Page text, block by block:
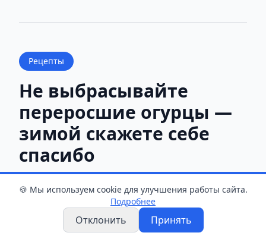
Рецепты
Не выбрасывайте
переросшие огурцы —
зимой скажете себе
спасибо
1 мин чтения
Переросшие огурцы превращаю в
🍪 Мы используем cookie для улучшения работы сайта.
Подробнее
Отклонить Принять